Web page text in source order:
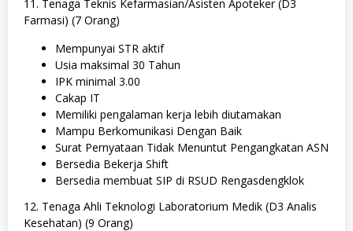
11. Tenaga Teknis Kefarmasian/Asisten Apoteker (D3
Farmasi) (7 Orang)
Mempunyai STR aktif
Usia maksimal 30 Tahun
IPK minimal 3.00
Cakap IT
Memiliki pengalaman kerja lebih diutamakan
Mampu Berkomunikasi Dengan Baik
Surat Pernyataan Tidak Menuntut Pengangkatan ASN
Bersedia Bekerja Shift
Bersedia membuat SIP di RSUD Rengasdengklok
12. Tenaga Ahli Teknologi Laboratorium Medik (D3 Analis
Kesehatan) (9 Orang)